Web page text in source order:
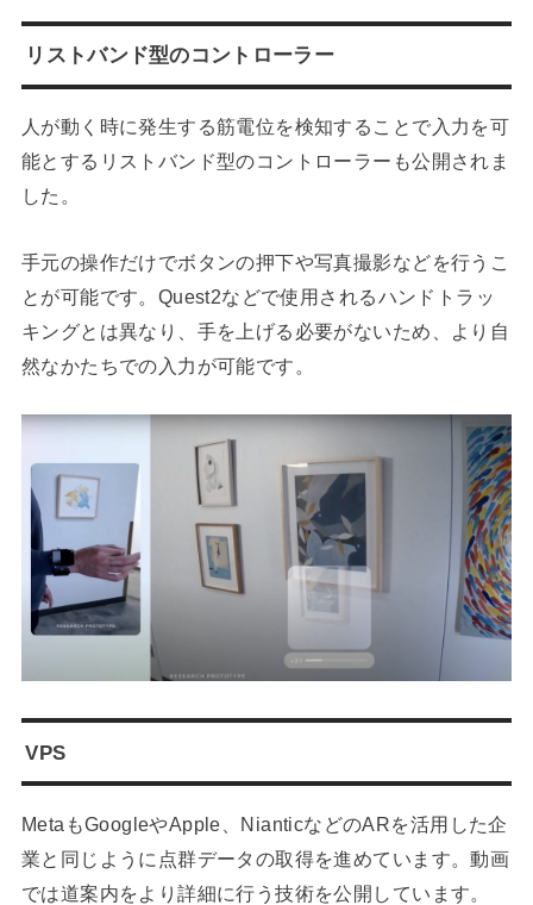
リストバンド型のコントローラー​​
人が動く時に発生する筋電位を検知することで入力を可
能とするリストバンド型のコントローラーも公開されま
した。
手元の操作だけでボタンの押下や写真撮影などを行うこ
とが可能です。Quest2などで使用されるハンドトラッ
キングとは異なり、手を上げる必要がないため、より自
然なかたちでの入力が可能です。
VPS
MetaもGoogleやApple、NianticなどのARを活用した企
業と同じように点群データの取得を進めています。動画
では道案内をより詳細に行う技術を公開しています。